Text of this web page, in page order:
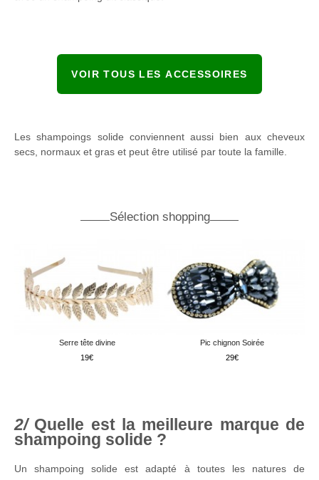
VOIR TOUS LES ACCESSOIRES
Les shampoings solide conviennent aussi bien aux cheveux
secs, normaux et gras et peut être utilisé par toute la famille.
Sélection shopping
Serre tête divine
19
Pic chignon Soirée
29
Quelle est la meilleure marque de
shampoing solide ?
Un shampoing solide est adapté à toutes les natures de